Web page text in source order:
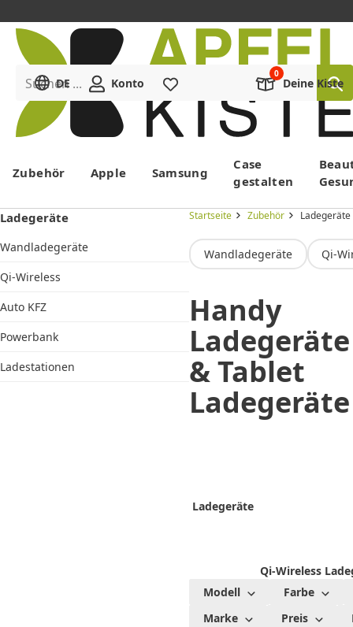
Menü
Suchen ...
DE Konto Deine Kiste
Zubehör Apple Samsung
Case
gestalten
Ladegeräte
Wandladegeräte
Qi-Wireless
Auto KFZ
Powerbank
Ladestationen
Startseite Zubehör Ladegeräte
Wandladegeräte Qi-
Handy
Ladegeräte
& Tablet
Ladegeräte
Ladegeräte
Qi-Wireless
Modell
Farbe
Marke
Preis